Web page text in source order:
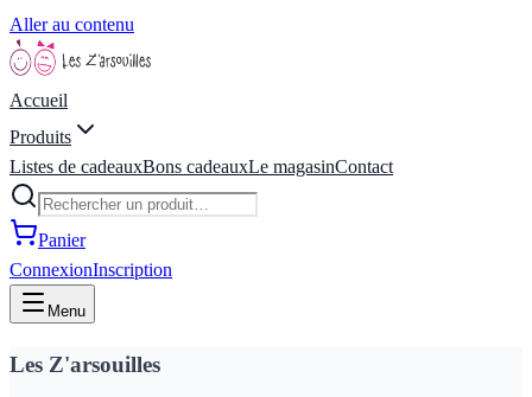
Aller au contenu
Accueil
Produits
Listes de cadeauxBons cadeauxLe magasinContact
Panier
ConnexionInscription
Menu
Les Z'arsouilles